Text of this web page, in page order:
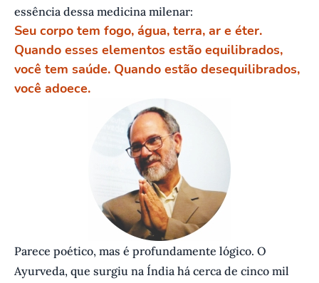
essência dessa medicina milenar:
Seu corpo tem fogo, água, terra, ar e éter.
Quando esses elementos estão equilibrados,
você tem saúde. Quando estão desequilibrados,
você adoece.
Parece poético, mas é profundamente lógico. O
Ayurveda, que surgiu na Índia há cerca de cinco mil